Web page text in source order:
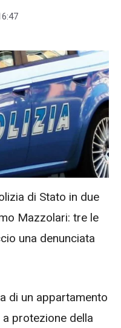
di Stato in due
Mazzolari: tre le
una denunciata
di un appartamento
protezione della